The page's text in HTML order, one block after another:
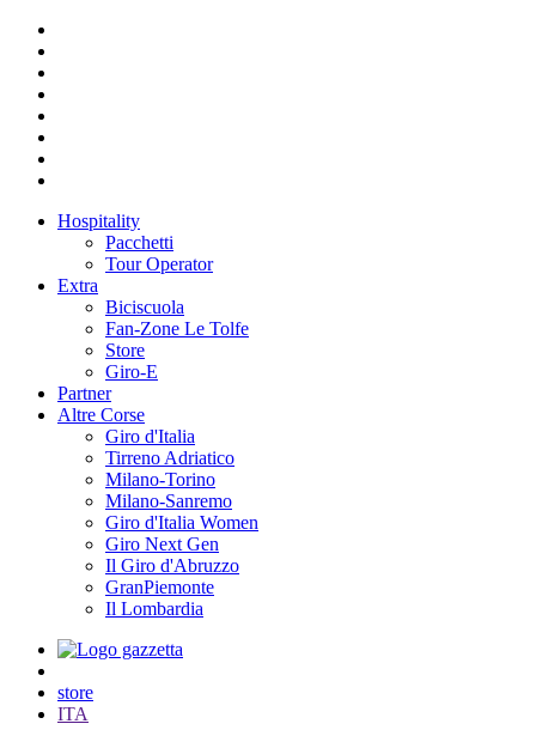
Hospitality
Pacchetti
Tour Operator
Extra
Biciscuola
Fan-Zone Le Tolfe
Store
Giro-E
Partner
Altre Corse
Giro d'Italia
Tirreno Adriatico
Milano-Torino
Milano-Sanremo
Giro d'Italia Women
Giro Next Gen
Il Giro d'Abruzzo
GranPiemonte
Il Lombardia
store
ITA